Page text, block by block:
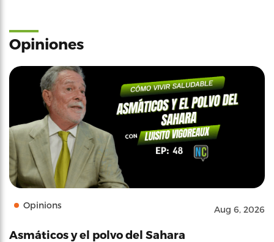
Opiniones
Opinions Aug 6, 2026
Asmáticos y el polvo del Sahara